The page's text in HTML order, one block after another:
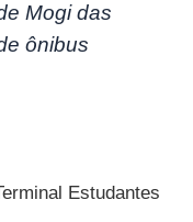
Mogi das
ônibus
Estudantes